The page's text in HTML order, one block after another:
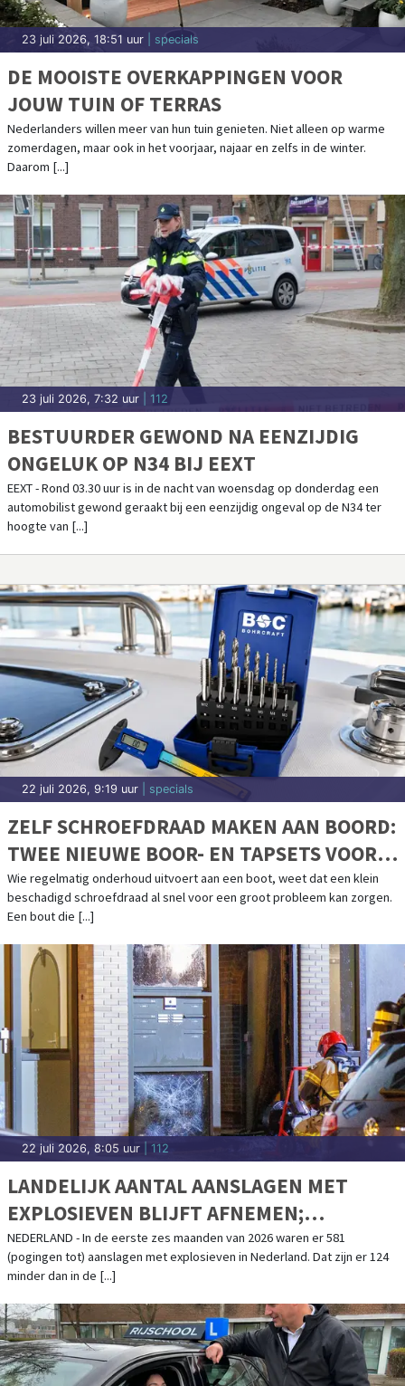
23 juli 2026, 18:51 uur | specials
DE MOOISTE OVERKAPPINGEN VOOR
JOUW TUIN OF TERRAS
Nederlanders willen meer van hun tuin genieten. Niet alleen op warme
zomerdagen, maar ook in het voorjaar, najaar en zelfs in de winter.
Daarom [...]
23 juli 2026, 7:32 uur | 112
BESTUURDER GEWOND NA EENZIJDIG
ONGELUK OP N34 BIJ EEXT
EEXT - Rond 03.30 uur is in de nacht van woensdag op donderdag een
automobilist gewond geraakt bij een eenzijdig ongeval op de N34 ter
hoogte van [...]
22 juli 2026, 9:19 uur | specials
ZELF SCHROEFDRAAD MAKEN AAN BOORD:
TWEE NIEUWE BOOR- EN TAPSETS VOOR
BOOTONDERHOUD
Wie regelmatig onderhoud uitvoert aan een boot, weet dat een klein
beschadigd schroefdraad al snel voor een groot probleem kan zorgen.
Een bout die [...]
22 juli 2026, 8:05 uur | 112
LANDELIJK AANTAL AANSLAGEN MET
EXPLOSIEVEN BLIJFT AFNEMEN;
AANSLAGENPROBLEMATIEK BLIJFT
ERNSTIG
NEDERLAND - In de eerste zes maanden van 2026 waren er 581
(pogingen tot) aanslagen met explosieven in Nederland. Dat zijn er 124
minder dan in de [...]